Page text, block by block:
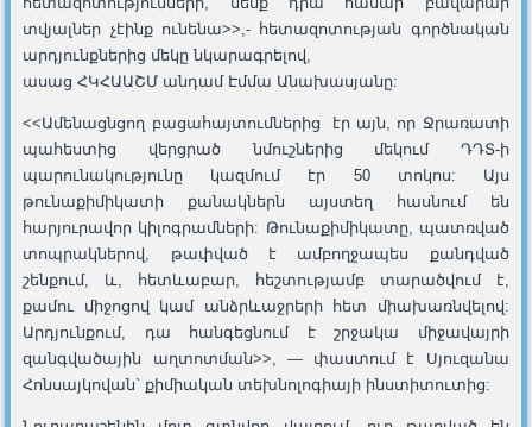
տվյալներ չէինք ունենա>>,- հետազոտության գործնական
արդյունքներից մեկը նկարագրելով,
ասաց ՀԿՀԱԱՇՄ անդամ Էմմա Անախասյանը:
<<Ամենացնցող բացահայտումներից էր այն, որ Ջրառատի
պահեստից վերցրած նմուշներից մեկում ԴԴՏ-ի
պարունակությունը կազմում էր 50 տոկոս: Այս
թունաքիմիկատի քանակներն այստեղ հասնում են
հարյուրավոր կիլոգրամների: Թունաքիմիկատը, պատռված
տոպրակներով, թափված է ամբողջապես քանդված
շենքում, և, հետևաբար, հեշտությամբ տարածվում է,
քամու միջոցով կամ անձրևաջրերի հետ միախառնվելով:
Արդյունքում, դա հանգեցնում է շրջակա միջավայրի
զանգվածային աղտոտման>>, — փաստում է Սյուզանա
Հոնսայկովան` քիմիական տեխնոլոգիայի ինստիտուտից: